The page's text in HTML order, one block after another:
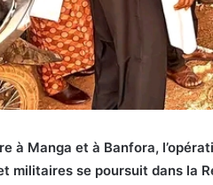
à Manga et à Banfora,
militaires se poursuit dans la